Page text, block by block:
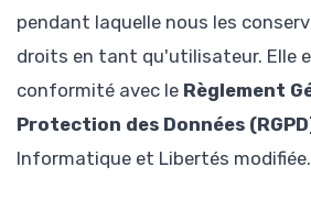
pendant laquelle nous les
droits en tant qu'utilisateur. Elle
conformité avec le Règlement
Protection des Données
Informatique et Libertés modifiée.